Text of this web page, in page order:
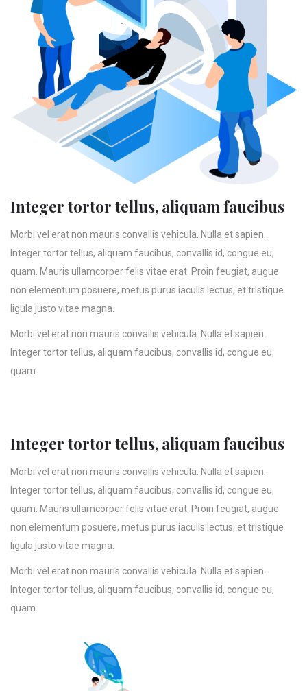
Integer tortor tellus, aliquam faucibus
Morbi vel erat non mauris convallis vehicula. Nulla et sapien.
Integer tortor tellus, aliquam faucibus, convallis id, congue eu,
quam. Mauris ullamcorper felis vitae erat. Proin feugiat, augue
non elementum posuere, metus purus iaculis lectus, et tristique
ligula justo vitae magna.
Morbi vel erat non mauris convallis vehicula. Nulla et sapien.
Integer tortor tellus, aliquam faucibus, convallis id, congue eu,
quam.
Integer tortor tellus, aliquam faucibus
Morbi vel erat non mauris convallis vehicula. Nulla et sapien.
Integer tortor tellus, aliquam faucibus, convallis id, congue eu,
quam. Mauris ullamcorper felis vitae erat. Proin feugiat, augue
non elementum posuere, metus purus iaculis lectus, et tristique
ligula justo vitae magna.
Morbi vel erat non mauris convallis vehicula. Nulla et sapien.
Integer tortor tellus, aliquam faucibus, convallis id, congue eu,
quam.